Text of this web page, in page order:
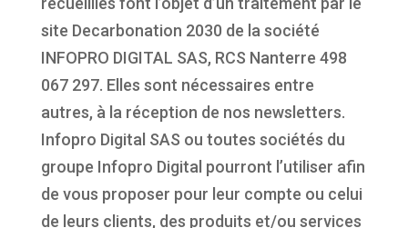
site Decarbonation 2030 de la société
INFOPRO DIGITAL SAS, RCS Nanterre 498
067 297. Elles sont nécessaires entre
autres, à la réception de nos newsletters.
Infopro Digital SAS ou toutes sociétés du
groupe Infopro Digital pourront l’utiliser afin
de vous proposer pour leur compte ou celui
de leurs clients, des produits et/ou services